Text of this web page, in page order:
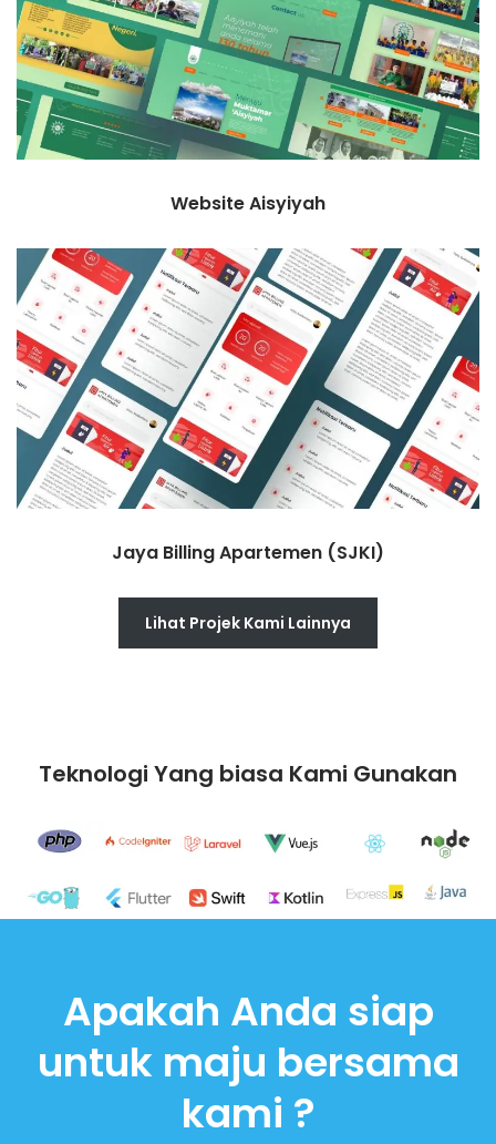
Website Aisyiyah
Jaya Billing Apartemen (SJKI)
Lihat Projek Kami Lainnya
Teknologi Yang biasa Kami Gunakan
Apakah Anda siap
untuk maju bersama
kami ?